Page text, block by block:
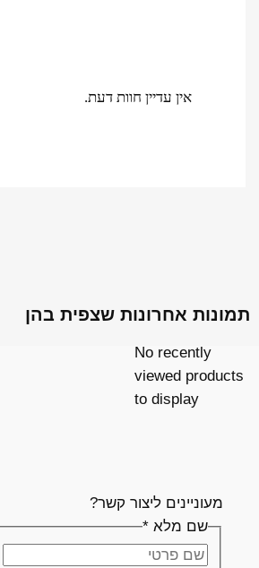
אין עדיין חוות דעת.
תמונות אחרונות שצפית בהן
No recently
viewed products
to display
מעוניינים ליצור קשר?
שם מלא *